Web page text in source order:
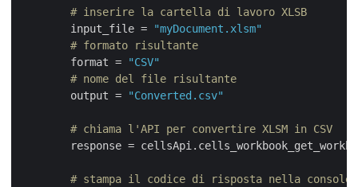
# inserire la cartella di lavoro XLSB
        input_file =
"myDocument.xlsm"
# formato risultante
        format =
"CSV"
# nome del file risultante
        output =
"Converted.csv"
# chiama l'API per convertire XLSM in CSV
response =
# stampa il codice di risposta nella console